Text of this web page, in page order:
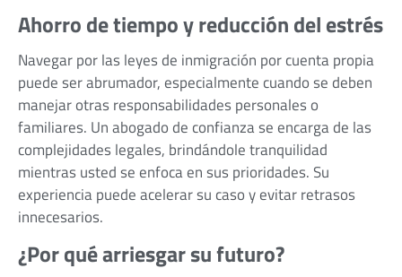
Ahorro de tiempo y reducción del estrés
Navegar por las leyes de inmigración por cuenta propia
puede ser abrumador, especialmente cuando se deben
manejar otras responsabilidades personales o
familiares. Un abogado de confianza se encarga de las
complejidades legales, brindándole tranquilidad
mientras usted se enfoca en sus prioridades. Su
experiencia puede acelerar su caso y evitar retrasos
innecesarios.
¿Por qué arriesgar su futuro?